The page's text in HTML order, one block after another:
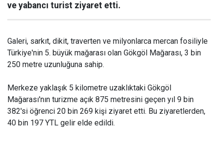
ve yabancı turist ziyaret etti.
Galeri, sarkıt, dikit, traverten ve milyonlarca mercan fosiliyle
Türkiye'nin 5. büyük mağarası olan Gökgöl Mağarası, 3 bin
250 metre uzunluğuna sahip.
Merkeze yaklaşık 5 kilometre uzaklıktaki Gökgöl
Mağarası'nın turizme açık 875 metresini geçen yıl 9 bin
382'si öğrenci 20 bin 269 kişi ziyaret etti. Bu ziyaretlerden,
40 bin 197 YTL gelir elde edildi.